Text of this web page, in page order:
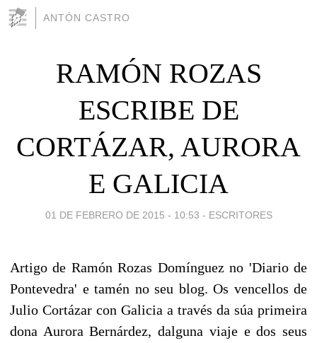
ANTÓN CASTRO
RAMÓN ROZAS
ESCRIBE DE
CORTÁZAR, AURORA
E GALICIA
01 DE FEBRERO DE 2015 - 10:53 - ESCRITORES
Artigo de Ramón Rozas Domínguez no 'Diario de
Pontevedra' e tamén no seu blog. Os vencellos de
Julio Cortázar con Galicia a través da súa primeira
dona Aurora Bernárdez, dalguna viaje e dos seus